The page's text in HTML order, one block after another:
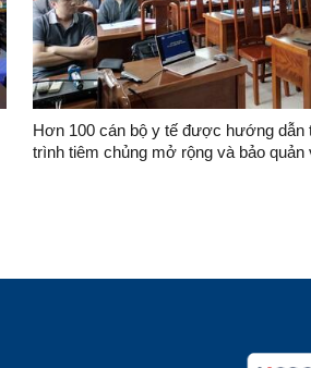
Hơn 100 cán bộ y tế được hướng dẫn
trình tiêm chủng mở rộng và bảo quản